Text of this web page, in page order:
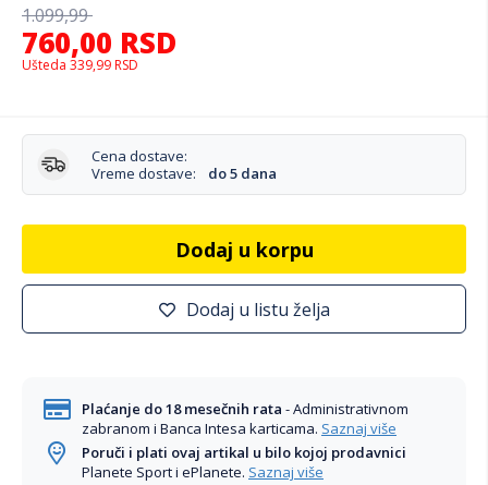
760,00 RSD
1.099,99
Ušteda 339,99 RSD
Cena dostave:
Vreme dostave:
do 5 dana
Dodaj u korpu
Dodaj u listu želja
Plaćanje do 18 mesečnih rata - Administrativnom
zabranom i Banca Intesa karticama. Saznaj više
Poruči i plati ovaj artikal u bilo kojoj prodavnici
Planete Sport i ePlanete. Saznaj više